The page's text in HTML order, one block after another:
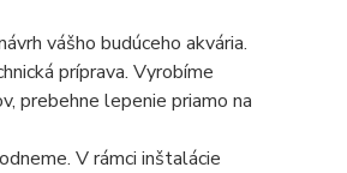
vášho budúceho akvária.
príprava. Vyrobíme
prebehne lepenie priamo na
V rámci inštalácie